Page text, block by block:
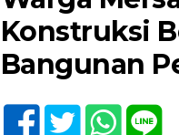
Konstruksi
Bangunan